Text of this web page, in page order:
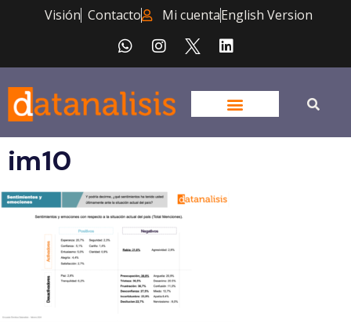
Visión Contacto Mi cuentaEnglish Version
im10